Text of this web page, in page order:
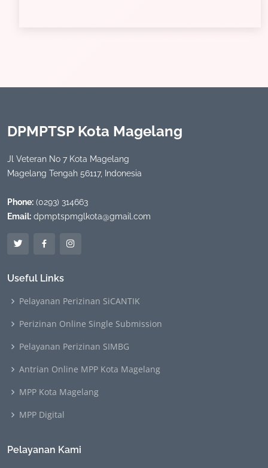
DPMPTSP Kota Magelang
Jl Veteran No 7 Kota Magelang
Magelang Tengah 56117, Indonesia
Phone: (0293) 314663
Email: dpmptspmglkota@gmail.com
Useful Links
Pelayanan Perizinan SiCANTIK
Perizinan Online Single Submission
Pelayanan Perizinan SIMBG
Antrian Online MPP Kota Magelang
MPP Kota Magelang
MPP Digital
Pelayanan Kami